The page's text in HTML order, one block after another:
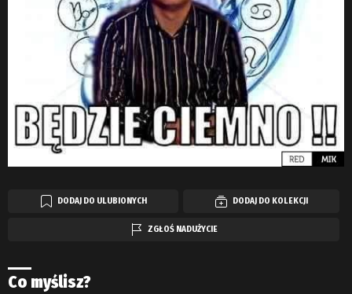
DODAJ DO ULUBIONYCH DODAJ DO KOLEKCJI
ZGŁOŚ NADUŻYCIE
Co myślisz?